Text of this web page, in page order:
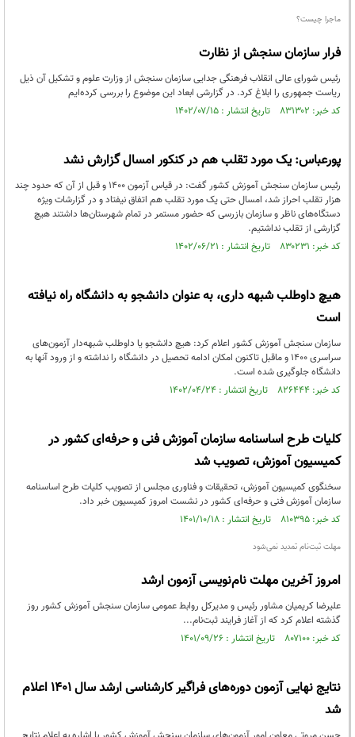
ماجرا چیست؟
فرار سازمان سنجش از نظارت
رئیس شورای عالی انقلاب فرهنگی جدایی سازمان سنجش از وزارت علوم و تشکیل آن ذیل
ریاست جمهوری را ابلاغ کرد. در گزارشی ابعاد این موضوع را بررسی کرده‌ایم
کد خبر: ۸۳۱۳۰۲ تاریخ انتشار : ۱۴۰۲/۰۷/۱۵
پورعباس: یک مورد تقلب هم در کنکور امسال گزارش نشد
رئیس سازمان سنجش آموزش کشور گفت: در قیاس آزمون ۱۴۰۰ و قبل از آن که حدود چند
هزار تقلب احراز شد، امسال حتی یک مورد تقلب هم اتفاق نیفتاد و در گزارشات ویژه
دستگاه‌های ناظر و سازمان بازرسی که حضور مستمر در تمام شهرستان‌ها داشتند هیچ
گزارشی از تقلب نداشتیم.
کد خبر: ۸۳۰۲۳۱ تاریخ انتشار : ۱۴۰۲/۰۶/۲۱
هیچ داوطلب شبهه داری، به عنوان دانشجو به دانشگاه راه نیافته
است
سازمان سنجش آموزش کشور اعلام کرد: هیچ دانشجو یا داوطلب شبهه‌دار آزمون‌های
سراسری ۱۴۰۰ و ماقبل تاکنون امکان ادامه تحصیل در دانشگاه را نداشته و از ورود آنها به
دانشگاه جلوگیری شده است.
کد خبر: ۸۲۶۴۴۴ تاریخ انتشار : ۱۴۰۲/۰۴/۲۴
کلیات طرح اساسنامه سازمان آموزش فنی و حرفه‌ای کشور در
کمیسیون آموزش، تصویب شد
سخنگوی کمیسیون آموزش، تحقیقات و فناوری مجلس از تصویب کلیات طرح اساسنامه
سازمان آموزش فنی و حرفه‌ای کشور در نشست امروز کمیسیون خبر داد.
کد خبر: ۸۱۰۳۹۵ تاریخ انتشار : ۱۴۰۱/۱۰/۱۸
مهلت ثبت‌نام تمدید نمی‌شود
امروز آخرین مهلت نام‌نویسی آزمون ارشد
علیرضا کریمیان مشاور رئیس و مدیرکل روابط عمومی سازمان سنجش آموزش کشور روز
گذشته اعلام کرد که از آغاز فرایند ثبت‌نام...
کد خبر: ۸۰۷۱۰۰ تاریخ انتشار : ۱۴۰۱/۰۹/۲۶
نتایج نهایی آزمون دوره‌های فراگیر کارشناسی ارشد سال 1401 اعلام
شد